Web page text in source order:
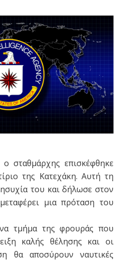
σταθμάρχης επισκέφθηκε
της Κατεχάκη. Αυτή τη
του και δήλωσε στον
μια πρόταση του
τμήμα της φρουράς που
καλής θέλησης και οι
θα αποσύρουν ναυτικές